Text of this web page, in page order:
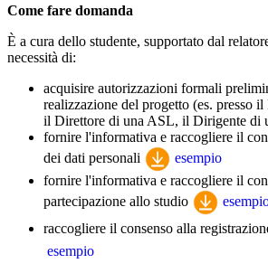
Come fare domanda
È a cura dello studente, supportato dal
necessità di:
acquisire autorizzazioni formali
realizzazione del progetto (es. presso il
il Direttore di una ASL, il Dirigente di
fornire l'informativa e raccogliere il
dei dati personali
esempio
fornire l'informativa e raccogliere il
partecipazione allo studio
raccogliere il consenso alla
esempio